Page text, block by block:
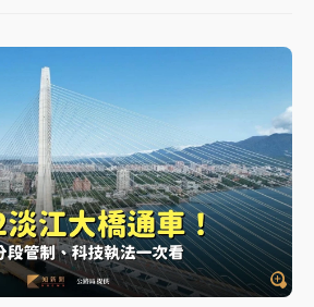
了！中部以北防豪雨 今晚、明天影
門只出不進 未移置車輛最高罰